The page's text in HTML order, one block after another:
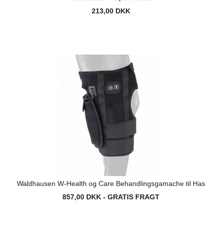
213,00 DKK
Waldhausen W-Health og Care Behandlingsgamache til Has
857,00 DKK - GRATIS FRAGT